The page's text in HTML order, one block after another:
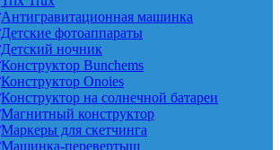
Антигравитационная машинка
Детские фотоаппараты
Детский ночник
Конструктор Bunchems
Конструктор Onoies
Конструктор на солнечной батареи
Магнитный конструктор
Маркеры для скетчинга
Машинка-перевертыш